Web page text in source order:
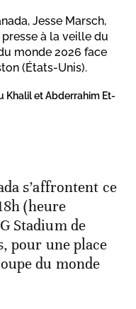
Jesse Marsch,
presse à la veille du
monde 2026 face
(États-Unis).
Khalil et Abderrahim Et-
s’affrontent ce
(heure
Stadium de
pour une place
du monde